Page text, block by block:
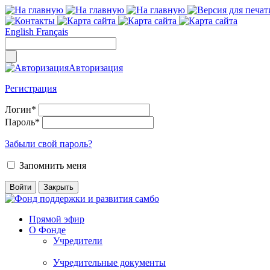
English Français
Авторизация
Регистрация
Логин*
Пароль*
Забыли свой пароль?
Запомнить меня
Прямой эфир
О Фонде
Учредители
Учредительные документы